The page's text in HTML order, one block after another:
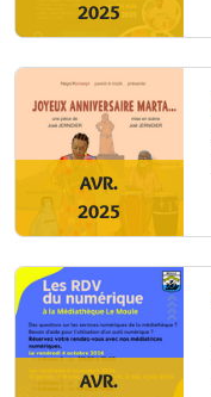
2025
AVR.
2025
AVR.